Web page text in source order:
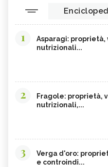
1
Asparagi: proprietà,
nutrizionali...
2
Fragole: proprietà,
nutrizionali,...
3
Verga d'oro:
e controindi...